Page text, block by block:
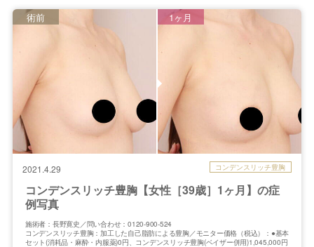
2021.4.29 コンデンスリッチ豊胸
コンデンスリッチ豊胸【女性［39歳］1ヶ月】の症
例写真
術前 1ヶ月
施術者：長野寛史／問い合わせ：0120-900-524
コンデンスリッチ豊胸：加工した自己脂肪による豊胸／モニター価格（税込）：●基本
セット(消耗品・麻酔・内服薬)0円、コンデンスリッチ豊胸(ベイザー併用)1,045,000円